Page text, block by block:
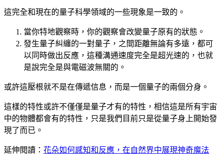
這完全和現在的量子科學領域的一些現象是一致的。
當你特地觀察時，你的觀察會改變量子原有的狀態。
發生量子糾纏的一對量子，之間距離無論有多遠，都可
以同時做出反應，這種溝通速度完全是超光速的，也就
是說完全是與電磁波無關的。
或許這壓根就不是在傳遞信息，而是一個量子的兩個分身。
這樣的特性或許不僅僅是量子才有的特性，相信這是所有宇宙
中的物體都會有的特性，只是我們目前只是從量子身上開始發
現了而已。
延伸閱讀： 花朵如何感知和反應，在自然界中展現神奇魔法